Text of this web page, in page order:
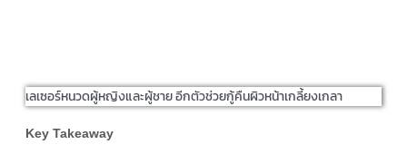
เลเซอร์หนวดผู้หญิงและผู้ชาย อีกตัวช่วยกู้คืนผิวหน้าเกลี้ยงเกลา
Key Takeaway